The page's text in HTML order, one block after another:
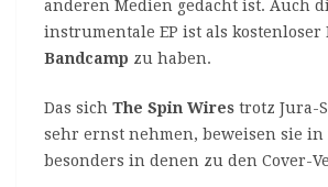
anderen Medien gedacht ist. Auch
instrumentale EP ist als kostenloser
Bandcamp zu haben.
Das sich The Spin Wires trotz Jura-
sehr ernst nehmen, beweisen sie
besonders in denen zu den Cover-